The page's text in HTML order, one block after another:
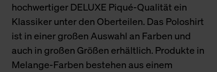
hochwertiger DELUXE Piqué-Qualität ein
Klassiker unter den Oberteilen. Das Poloshirt
ist in einer großen Auswahl an Farben und
auch in großen Größen erhältlich. Produkte in
Melange-Farben bestehen aus einem